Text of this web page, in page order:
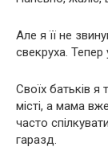
Але я її не
свекруха. Тепер
Своїх батьків
місті, а мама
часто
гаразд.